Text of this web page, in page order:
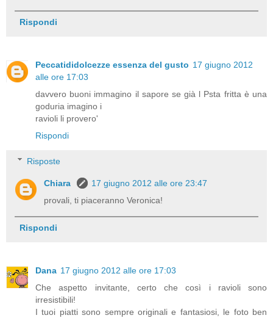
Rispondi
Peccatididolcezze essenza del gusto 17 giugno 2012
alle ore 17:03
davvero buoni immagino il sapore se già l Psta fritta è una
goduria imagino i
ravioli li provero'
Rispondi
Risposte
Chiara
17 giugno 2012 alle ore 23:47
provali, ti piaceranno Veronica!
Rispondi
Dana 17 giugno 2012 alle ore 17:03
Che aspetto invitante, certo che così i ravioli sono
irresistibili!
I tuoi piatti sono sempre originali e fantasiosi, le foto ben